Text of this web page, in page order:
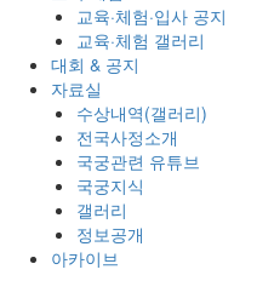
교육·체험·입사 공지
교육·체험 갤러리
대회 & 공지
자료실
수상내역(갤러리)
전국사정소개
국궁관련 유튜브
국궁지식
갤러리
정보공개
아카이브